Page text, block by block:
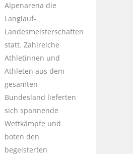
Alpenarena die
Langlauf-
Landesmeisterschaften
statt. Zahlreiche
Athletinnen und
Athleten aus dem
gesamten
Bundesland lieferten
sich spannende
Wettkämpfe und
boten den
begeisterten